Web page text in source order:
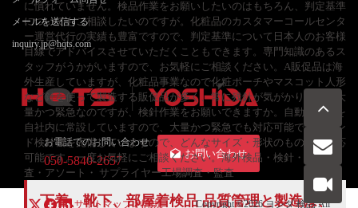
に慣れていません。検品作業をお願いしたいのはもちろん、判定基準
についてもご相談したいのですが。化粧品のカスタマーコールセンタ
ー運営代行の実績も豊富ですので、判定基準について日本人のお客様
目線でアドバイスさせていただくこともできます。専門知識のあるス
タッフがうかがいますので、お気軽にご相談ください。A販促品は海
外生産していますが、化粧品事業なので化粧ポーチやマスコット人形
など針を使って製造する販促品が多く、常に残針が気がかりです。大
量かつ緊急なのですが、検針作業をお願いできますか。自動検針機を
自社内に常設していますので、大量かつ緊急でも対応可能です。ハン
ド検針機を完備していますので、どんなサイズ・形状のものでも対応
可能です。一度お気軽にご相談ください。海外検品・検針・X線検
査・アソート・ サプライヤー工場調査・監査
下着、靴下、部屋着検品品質管理と製造は、
メールを送信する
inquiry.jp@hqts.com
お電話でのお問い合わせ
050-5840-2657
お問い合わせ
サイトマップ 利用規 Copyright ©2026ヨシダ 検品All